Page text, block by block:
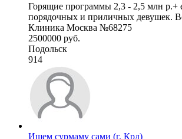
Горящие программы 2,3 - 2,5 млн р.+
порядочных и приличных девушек.
Клиника Москва №68275
2500000 руб.
Подольск
914
Ищем сурмаму сами (г. Крд)